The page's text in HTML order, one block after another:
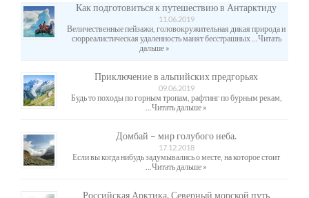
Как подготовиться к путешествию в Антарктиду
11.06.2019
Величественные пейзажи, головокружительная дикая природа и
сюрреалистическая удаленность манят бесстрашных ... Читать
дальше »
Приключение в альпийских предгорьях
09.06.2019
Будь то походы по горным тропам, рафтинг по бурным рекам,
Читать дальше »
Домбай – мир голубого неба.
17.12.2018
Если вы когда нибудь задумывались о месте, на которое стоит
Читать дальше »
Российская Арктика. Северный морской путь